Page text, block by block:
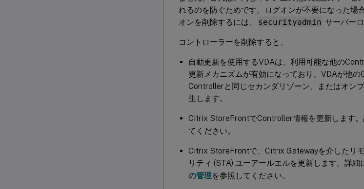
れるのを防ぐためです。ログオンが不要になった場
オンを削除するには、
securityadmin サーバー
コントローラーを削除すると、
自動更新を使用するVDAは、利用可能な他の
更新メカニズムが有効になっており、VDAが他
Controllerと同じセカンダリゾーン、またはオン
生します。
Citrix StoreFrontでController情報を更新します
てください。
Citrix StoreFrontで、Citrix Gatewayを介したリ
リティ (STA) ユーアールエルを更新します。詳細
の管理を参照してください。